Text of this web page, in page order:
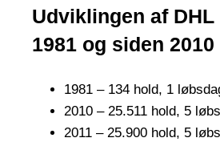
Udviklingen af
1981 og siden 2010
1981 – 134 hold, 1
2010 – 25.511 hold, 5
2011 – 25.900 hold, 5